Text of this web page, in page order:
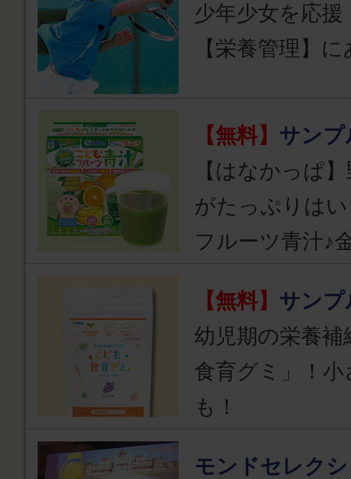
少年少女を応
【栄養管理】
【無料】 サンプ
【はなかっぱ
がたっぷりは
フルーツ青汁♪
【無料】 サンプ
幼児期の栄養
食育グミ」！
も！
モンドセレク